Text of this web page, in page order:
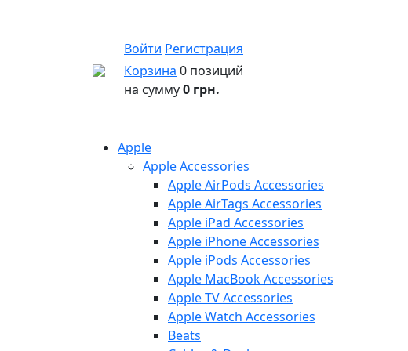
Войти Регистрация
Корзина 0 позиций
на сумму0 грн.
Apple
Apple Accessories
Apple AirPods Accessories
Apple AirTags Accessories
Apple iPad Accessories
Apple iPhone Accessories
Apple iPods Accessories
Apple MacBook Accessories
Apple TV Accessories
Apple Watch Accessories
Beats